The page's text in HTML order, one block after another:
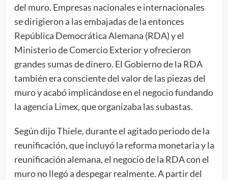
del muro. Empresas nacionales e internacionales
se dirigieron a las embajadas de la entonces
República Democrática Alemana (RDA) y el
Ministerio de Comercio Exterior y ofrecieron
grandes sumas de dinero. El Gobierno de la RDA
también era consciente del valor de las piezas del
muro y acabó implicándose en el negocio fundando
la agencia Limex, que organizaba las subastas.
Según dijo Thiele, durante el agitado periodo de la
reunificación, que incluyó la reforma monetaria y la
reunificación alemana, el negocio de la RDA con el
muro no llegó a despegar realmente. A partir del